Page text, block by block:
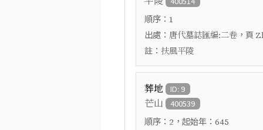
順序： 1
出處： 唐代墓誌匯編:二卷 ，頁
註： 扶風平陵
葬地 ID: 9
芒山 400539
順序： 2 ，起始年： 645